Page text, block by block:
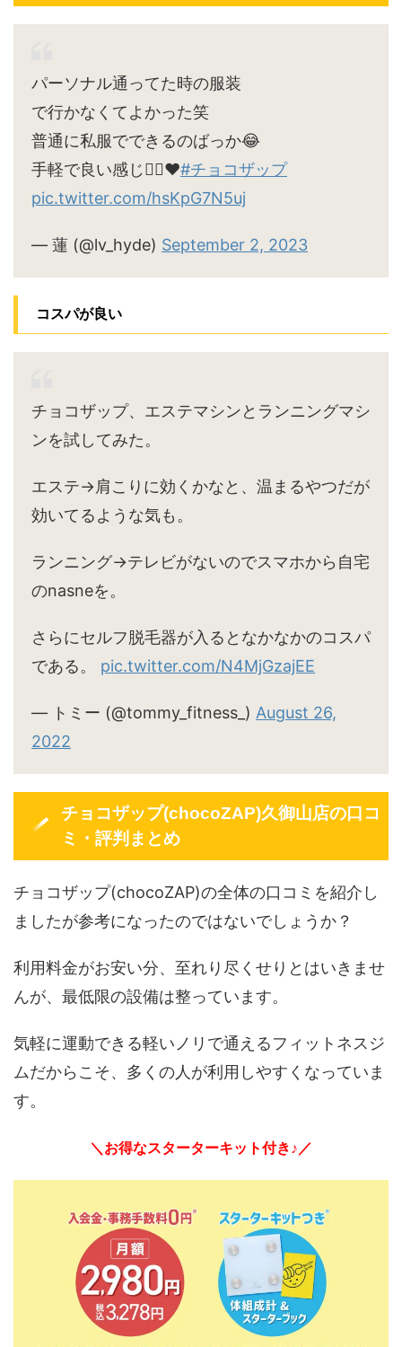
パーソナル通ってた時の服装
で行かなくてよかった笑
普通に私服でできるのばっか😂
手軽で良い感じ🙆‍♀️♥#チョコザップ
pic.twitter.com/hsKpG7N5uj
— 蓮 (@lv_hyde) September 2, 2023
コスパが良い
チョコザップ、エステマシンとランニングマシ
ンを試してみた。
エステ→肩こりに効くかなと、温まるやつだが
効いてるような気も。
ランニング→テレビがないのでスマホから自宅
のnasneを。
さらにセルフ脱毛器が入るとなかなかのコスパ
である。 pic.twitter.com/N4MjGzajEE
— トミー (@tommy_fitness_) August 26,
2022
チョコザップ(chocoZAP)久御山店の口コ
ミ・評判まとめ
チョコザップ(chocoZAP)の全体の口コミを紹介し
ましたが参考になったのではないでしょうか？
利用料金がお安い分、至れり尽くせりとはいきませ
んが、最低限の設備は整っています。
気軽に運動できる軽いノリで通えるフィットネスジ
ムだからこそ、多くの人が利用しやすくなっていま
す。
＼お得なスターターキット付き♪／